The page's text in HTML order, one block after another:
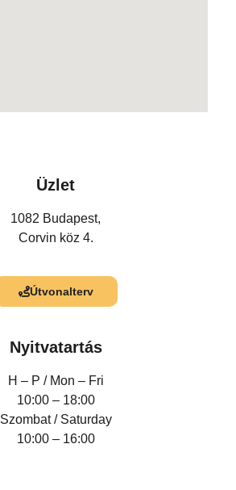
Üzlet
1082 Budapest,
Corvin köz 4.
Útvonalterv
Nyitvatartás
H – P / Mon – Fri
10:00 – 18:00
Szombat / Saturday
10:00 – 16:00